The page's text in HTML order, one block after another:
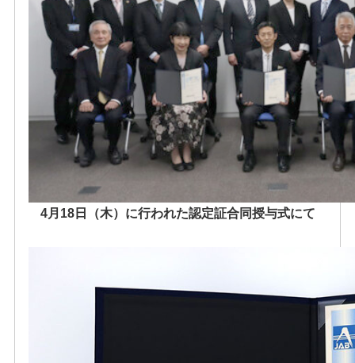
4月18日（木）に行われた認定証合同授与式にて